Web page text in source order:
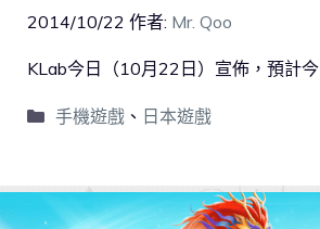
2014/10/22 作者: Mr. Qoo
KLab今日（10月22日）宣佈，預計今
手機遊戲、 日本遊戲